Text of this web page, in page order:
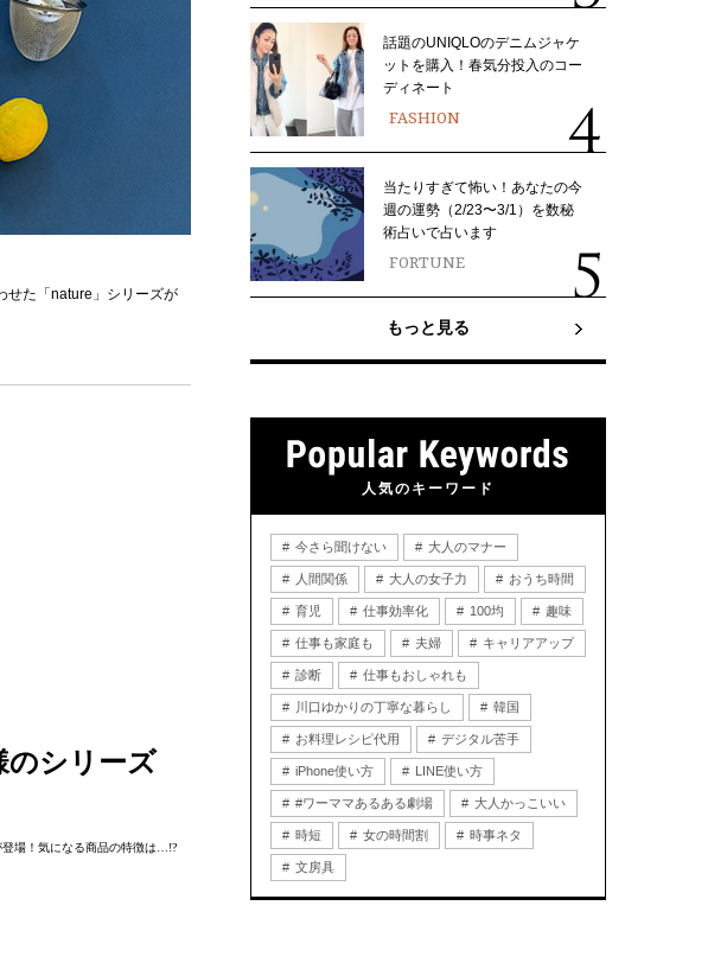
せた「nature」シリーズが
のシリーズ
登場！気になる商品の特徴は…!?
話題のUNIQLOのデニムジャケ
ットを購入！春気分投入のコー
ディネート
FASHION
当たりすぎて怖い！あなたの今
週の運勢（2/23〜3/1）を数秘
術占いで占います
FORTUNE
もっと見る
人気のキーワード
今さら聞けない 大人のマナー
人間関係 大人の女子力 おうち時間
育児 仕事効率化 100均 趣味
仕事も家庭も 夫婦 キャリアアップ
診断 仕事もおしゃれも
川口ゆかりの丁寧な暮らし 韓国
お料理レシピ代用 デジタル苦手
iPhone使い方 LINE使い方
#ワーママあるある劇場 大人かっこいい
時短 女の時間割 時事ネタ
文房具